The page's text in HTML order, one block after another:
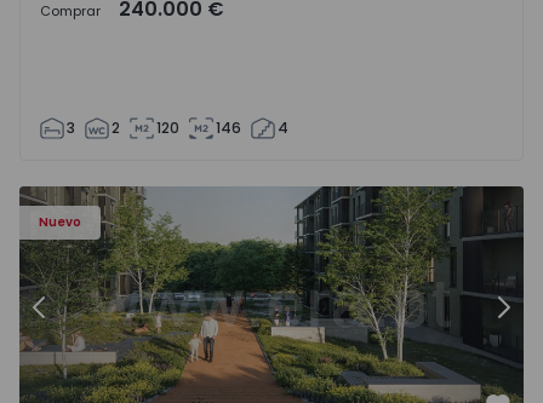
Comprar 240.000 €
3 2 120 146 4
Nuevo
1575522 - 8
Apartamento T2 Vila Nova de Gaia, Oliveira do Douro -
Anterior